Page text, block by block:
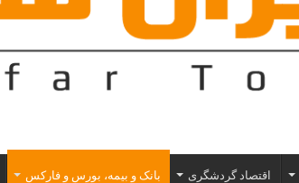
اقتصاد گردشگری بانک و بیمه، بورس و فارکس